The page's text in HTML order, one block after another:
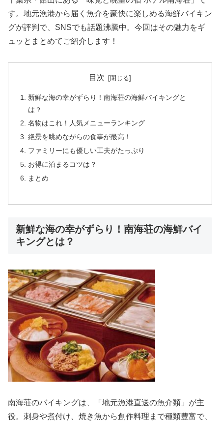
す。地元漁港から届く魚介を豪快に楽しめる海鮮バイキン
グが評判で、SNSでも話題沸騰中。今回はその魅力をギ
ュッとまとめてご紹介します！
目次
新鮮な海の幸がずらり！南海荘の海鮮バイキングと
は？
名物はこれ！人気メニューランキング
絶景を眺めながらの食事が最高！
ファミリーにも優しい工夫がたっぷり
お得に泊まるコツは？
まとめ
新鮮な海の幸がずらり！南海荘の海鮮バイ
キングとは？
南海荘のバイキングは、「地元漁港直送の魚介類」が主
役。刺身や煮付け、焼き魚から創作料理まで種類豊富で、